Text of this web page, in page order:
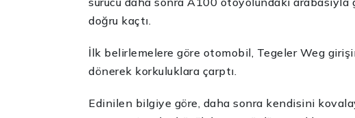
doğru kaçtı.
İlk belirlemelere göre otomobil, Tegeler Weg
dönerek korkuluklara çarptı.
Edinilen bilgiye göre, daha sonra kendisini